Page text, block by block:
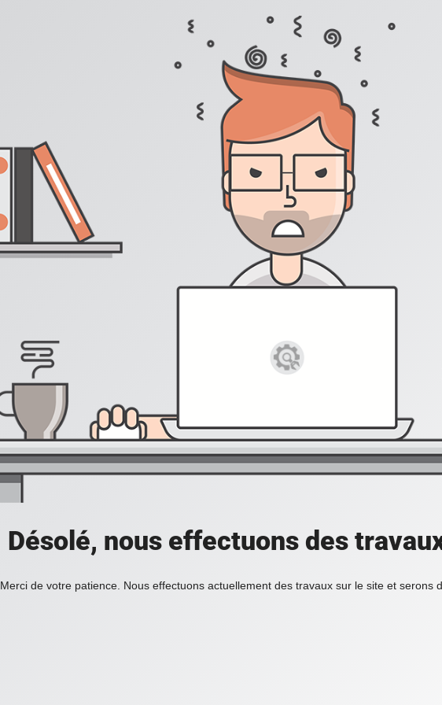
Désolé, nous effectuons des
Merci de votre patience. Nous effectuons actuellement des travaux sur le site et serons